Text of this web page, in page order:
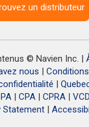
un distributeur
© Navien Inc. |
nous |
|
| CPA| CPRA|
Statement|